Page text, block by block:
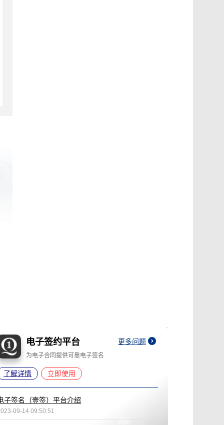
电子签约平台 更多问题
为电子合同提供可靠电子签名
了解详情 立即使用
子签名（壹签）平台介绍
09-14 09:50:51